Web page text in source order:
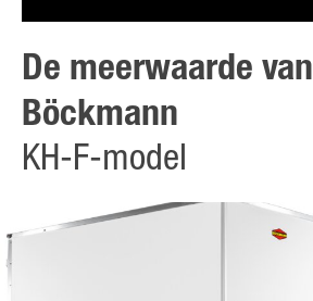
De meerwaarde van
Böckmann
KH-F-model